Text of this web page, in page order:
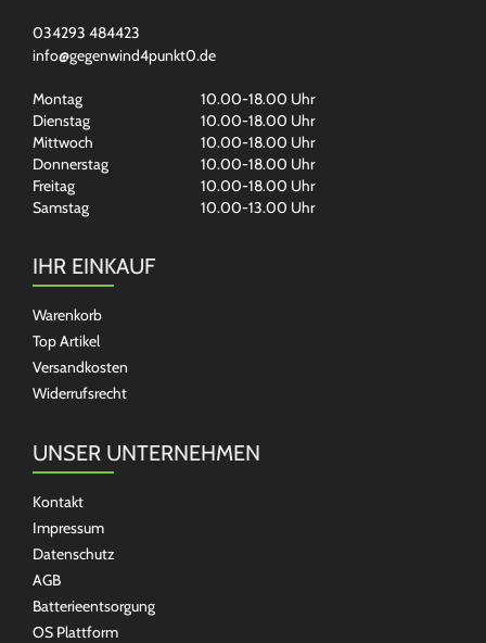
034293 484423
info@gegenwind4punkt0.de
Montag
10.00-18.00 Uhr
Dienstag
10.00-18.00 Uhr
Mittwoch
10.00-18.00 Uhr
Donnerstag
10.00-18.00 Uhr
Freitag
10.00-18.00 Uhr
Samstag
10.00-13.00 Uhr
IHR EINKAUF
Warenkorb
Top Artikel
Versandkosten
Widerrufsrecht
UNSER UNTERNEHMEN
Kontakt
Impressum
Datenschutz
AGB
Batterieentsorgung
OS Plattform